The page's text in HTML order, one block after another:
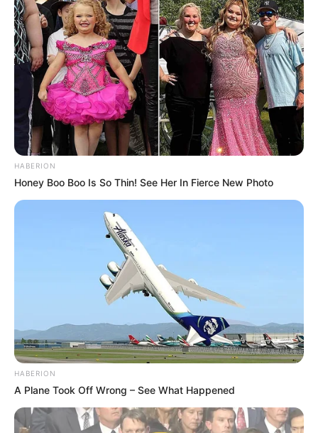
HABERION
Honey Boo Boo Is So Thin! See Her In Fierce New Photo
HABERION
A Plane Took Off Wrong – See What Happened